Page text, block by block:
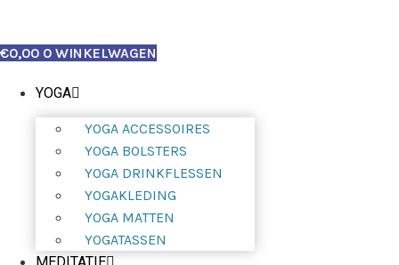
€0,00 0 WINKELWAGEN
YOGA
YOGA ACCESSOIRES
YOGA BOLSTERS
YOGA DRINKFLESSEN
YOGAKLEDING
YOGA MATTEN
YOGATASSEN